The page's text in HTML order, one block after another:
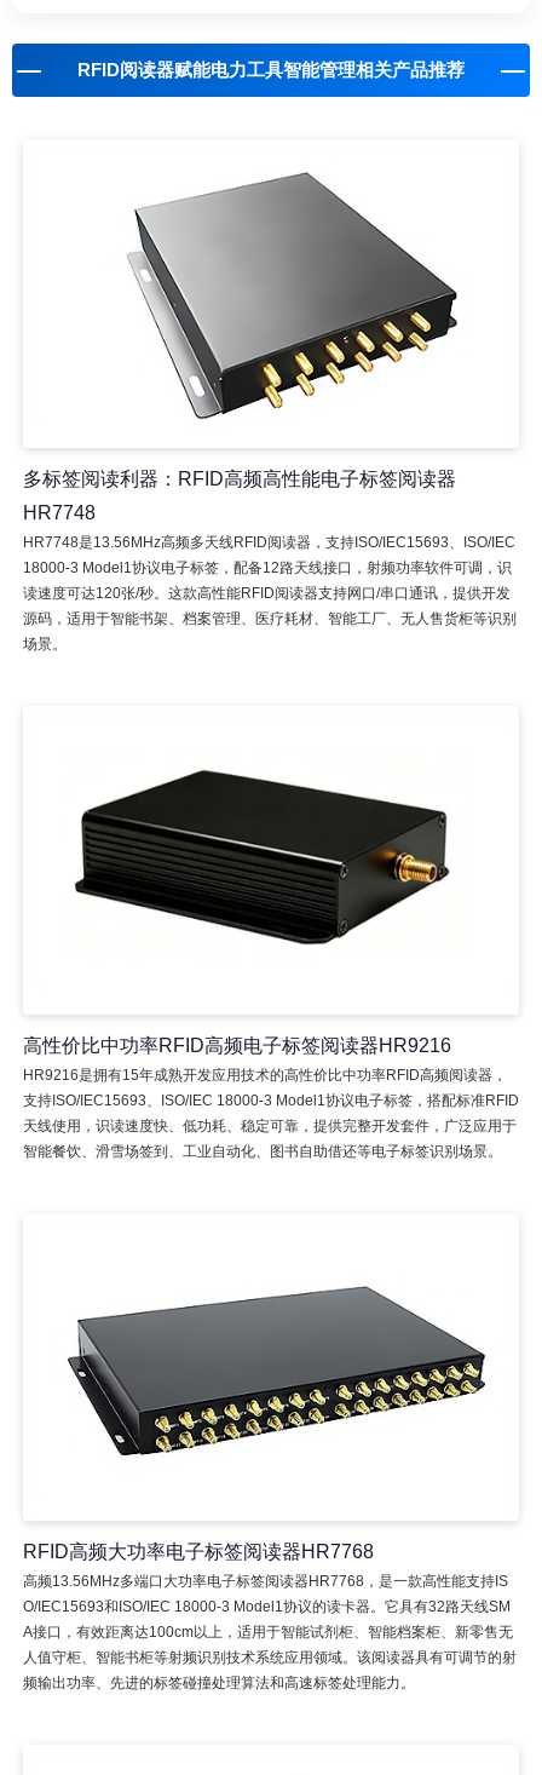
RFID阅读器赋能电力工具智能管理相关产品推荐
多标签阅读利器：RFID高频高性能电子标签阅读器
HR7748
HR7748是13.56MHz高频多天线RFID阅读器，支持ISO/IEC15693、ISO/IEC
18000-3 Model1协议电子标签，配备12路天线接口，射频功率软件可调，识
读速度可达120张/秒。这款高性能RFID阅读器支持网口/串口通讯，提供开发
源码，适用于智能书架、档案管理、医疗耗材、智能工厂、无人售货柜等识别
场景。
高性价比中功率RFID高频电子标签阅读器HR9216
HR9216是拥有15年成熟开发应用技术的高性价比中功率RFID高频阅读器，
支持ISO/IEC15693、ISO/IEC 18000-3 Model1协议电子标签，搭配标准RFID
天线使用，识读速度快、低功耗、稳定可靠，提供完整开发套件，广泛应用于
智能餐饮、滑雪场签到、工业自动化、图书自助借还等电子标签识别场景。
RFID高频大功率电子标签阅读器HR7768
高频13.56MHz多端口大功率电子标签阅读器HR7768，是一款高性能支持IS
O/IEC15693和ISO/IEC 18000-3 Model1协议的读卡器。它具有32路天线SM
A接口，有效距离达100cm以上，适用于智能试剂柜、智能档案柜、新零售无
人值守柜、智能书柜等射频识别技术系统应用领域。该阅读器具有可调节的射
频输出功率、先进的标签碰撞处理算法和高速标签处理能力。